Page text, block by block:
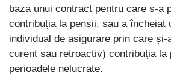
baza unui contract pentru care s-a
contribuția la pensii, sau a încheiat
individual de asigurare prin care
curent sau retroactiv) contribuția la
perioadele nelucrate.